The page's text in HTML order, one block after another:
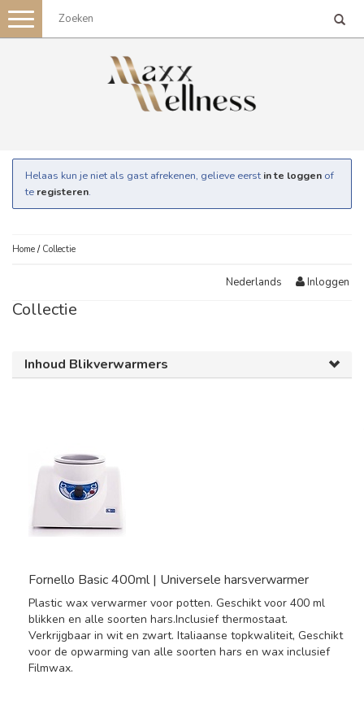
Toggle
navigation
Helaas kun je niet als gast afrekenen, gelieve eerst in te loggen of
te registeren.
Home / Collectie
Nederlands Inloggen
Collectie
Inhoud Blikverwarmers
Fornello Basic 400ml | Universele harsverwarmer
Plastic wax verwarmer voor potten. Geschikt voor 400 ml
blikken en alle soorten hars.Inclusief thermostaat.
Verkrijgbaar in wit en zwart. Italiaanse topkwaliteit, Geschikt
voor de opwarming van alle soorten hars en wax inclusief
Filmwax.